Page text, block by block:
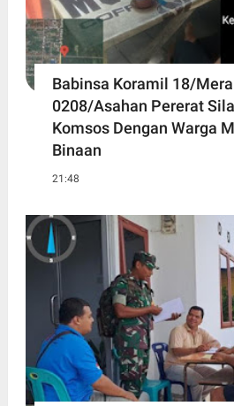
Babinsa Koramil 18/
0208/Asahan Pererat
Komsos Dengan Warga
Binaan
21:48